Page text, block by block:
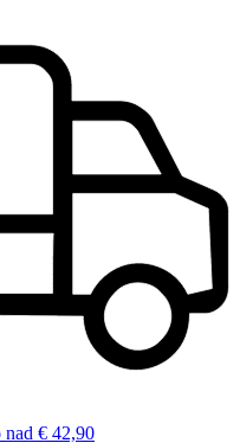
nad € 42,90